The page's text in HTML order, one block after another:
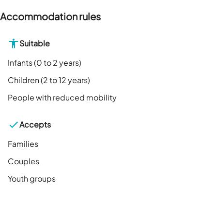
Accommodation rules
Suitable
Infants (0 to 2 years)
Children (2 to 12 years)
People with reduced mobility
Accepts
Families
Couples
Youth groups